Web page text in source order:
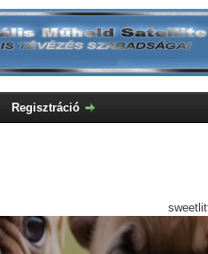
Regisztráció